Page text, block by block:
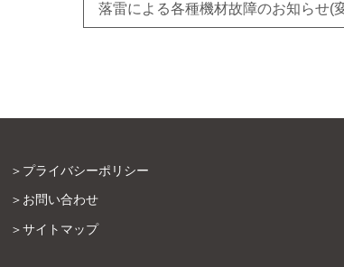
プライバシーポリシー
お問い合わせ
サイトマップ